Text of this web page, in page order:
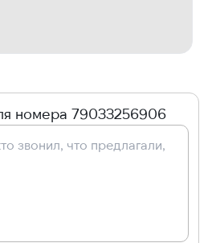
номера 79033256906